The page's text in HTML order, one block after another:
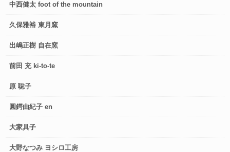
中西健太 foot of the mountain
久保雅裕 東月窯
出嶋正樹 自在窯
前田 充 ki-to-te
原 聡子
圓鍔由紀子 en
大家具子
大野なつみ ヨシロ工房